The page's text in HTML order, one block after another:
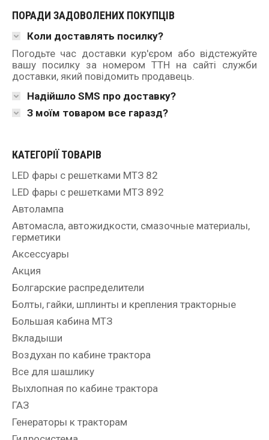
ПОРАДИ ЗАДОВОЛЕНИХ ПОКУПЦІВ
Коли доставлять посилку?
Погодьте час доставки кур'єром або відстежуйте
вашу посилку за номером ТТН на сайті служби
доставки, який повідомить продавець.
Надійшло SMS про доставку?
З моїм товаром все гаразд?
КАТЕГОРІЇ ТОВАРІВ
LED фары с решетками МТЗ 82
LED фары с решетками МТЗ 892
Автолампа
Автомасла, автожидкости, смазочные материалы,
герметики
Аксессуары
Акция
Болгарские распределители
Болты, гайки, шплинты и крепления тракторные
Большая кабина МТЗ
Вкладыши
Воздухан по кабине трактора
Все для шашлику
Выхлопная по кабине трактора
ГАЗ
Генераторы к тракторам